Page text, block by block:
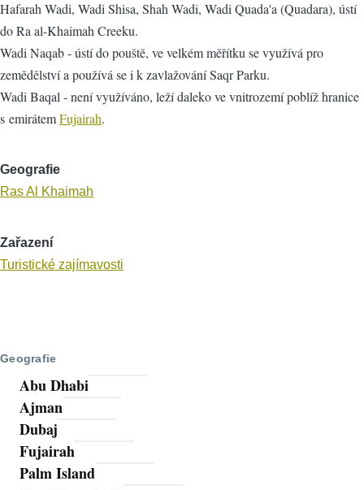
Hafarah Wadi, Wadi Shisa, Shah Wadi, Wadi Quada'a (Quadara), ústí
do Ra al-Khaimah Creeku.
Wadi Naqab - ústí do pouště, ve velkém měřítku se využívá pro
zemědělství a používá se i k zavlažování Saqr Parku.
Wadi Baqal - není využíváno, leží daleko ve vnitrozemí poblíž hranice
s emirátemFujairah.
Geografie
Ras Al Khaimah
Zařazení
Turistické zajímavosti
Geografie
Abu Dhabi
Ajman
Dubaj
Fujairah
Palm Island